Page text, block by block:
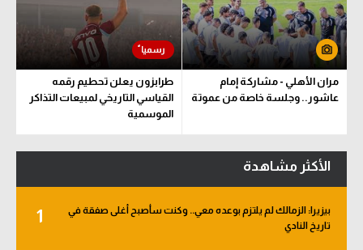
مران الأهلي - مشاركة إمام
عاشور.. وجلسة خاصة من عموتة
طرابزون يعلن تحطيم رقمه
القياسي التاريخي لمبيعات التذاكر
الموسمية
الأكثر مشاهدة
1
بيزيرا: الزمالك لم يلتزم بوعده معي.. وكنت سأصبح أغلى صفقة في
تاريخ النادي